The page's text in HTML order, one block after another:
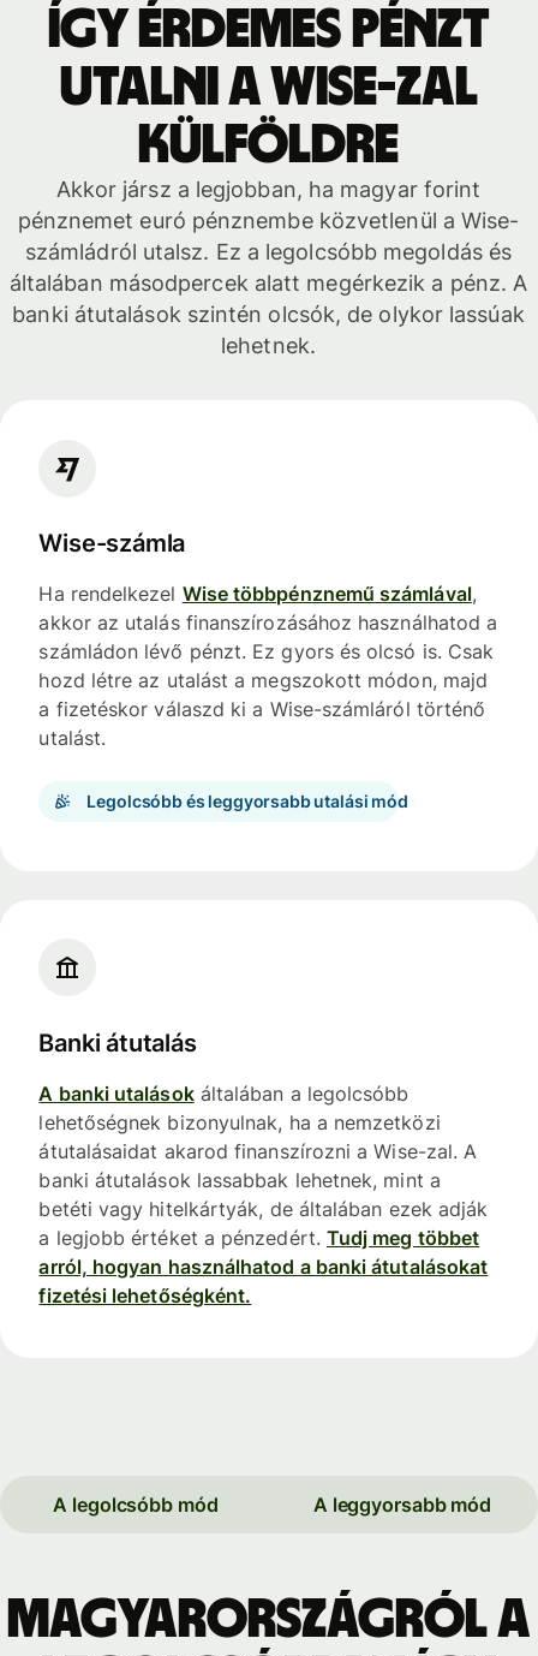
Így érdemes pénzt
utalni a Wise-zal
külföldre
Akkor jársz a legjobban, ha magyar forint
pénznemet euró pénznembe közvetlenül a Wise-
számládról utalsz. Ez a legolcsóbb megoldás és
általában másodpercek alatt megérkezik a pénz. A
banki átutalások szintén olcsók, de olykor lassúak
lehetnek.
Wise-számla
Ha rendelkezel Wise többpénznemű számlával,
akkor az utalás finanszírozásához használhatod a
számládon lévő pénzt. Ez gyors és olcsó is. Csak
hozd létre az utalást a megszokott módon, majd
a fizetéskor válaszd ki a Wise-számláról történő
utalást.
Legolcsóbb és leggyorsabb utalási mód
Banki átutalás
A banki utalásokáltalában a legolcsóbb
lehetőségnek bizonyulnak, ha a nemzetközi
átutalásaidat akarod finanszírozni a Wise-zal. A
banki átutalások lassabbak lehetnek, mint a
betéti vagy hitelkártyák, de általában ezek adják
a legjobb értéket a pénzedért. Tudj meg többet
arról, hogyan használhatod a banki átutalásokat
fizetési lehetőségként.
A legolcsóbb mód A leggyorsabb mód
Magyarországról a